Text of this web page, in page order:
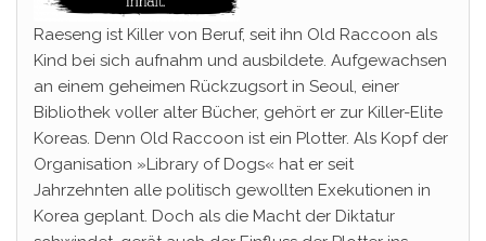
Raeseng ist Killer von Beruf, seit ihn Old Raccoon als
Kind bei sich aufnahm und ausbildete. Aufgewachsen
an einem geheimen Rückzugsort in Seoul, einer
Bibliothek voller alter Bücher, gehört er zur Killer-Elite
Koreas. Denn Old Raccoon ist ein Plotter. Als Kopf der
Organisation »Library of Dogs« hat er seit
Jahrzehnten alle politisch gewollten Exekutionen in
Korea geplant. Doch als die Macht der Diktatur